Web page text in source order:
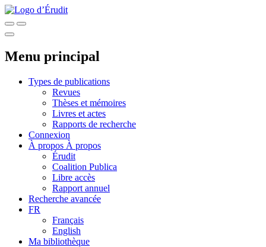
Menu principal
Types de publications
Revues
Thèses et mémoires
Livres et actes
Rapports de recherche
Connexion
À propos À propos
Érudit
Coalition Publica
Libre accès
Rapport annuel
Recherche avancée
FR
Français
English
Ma bibliothèque